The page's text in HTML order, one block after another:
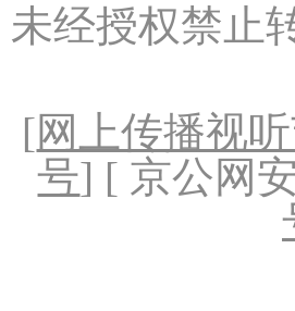
未经授权禁止
[网上传播视
号] [ 京公网